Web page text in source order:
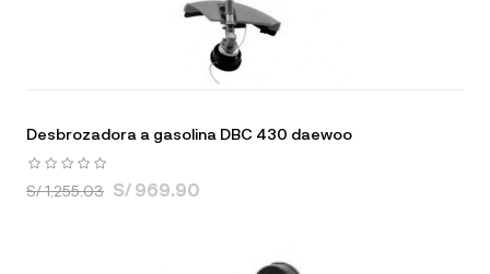
Desbrozadora a gasolina DBC 430 daewoo
S/ 1,255.03 S/ 969.90